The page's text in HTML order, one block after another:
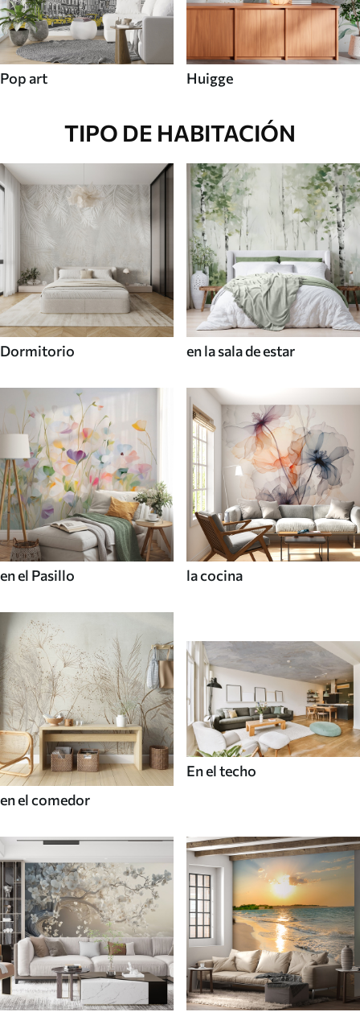
Pop art Huigge
TIPO DE HABITACIÓN
Dormitorio en la sala de estar
en el Pasillo la cocina
en el comedor
En el techo